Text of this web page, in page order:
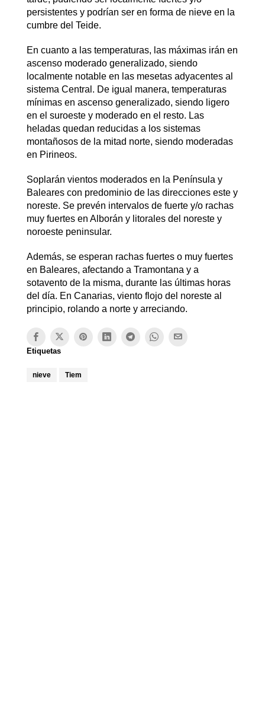
persistentes y podrían ser en forma de nieve en la
cumbre del Teide.
En cuanto a las temperaturas, las máximas irán en
ascenso moderado generalizado, siendo
localmente notable en las mesetas adyacentes al
sistema Central. De igual manera, temperaturas
mínimas en ascenso generalizado, siendo ligero
en el suroeste y moderado en el resto. Las
heladas quedan reducidas a los sistemas
montañosos de la mitad norte, siendo moderadas
en Pirineos.
Soplarán vientos moderados en la Península y
Baleares con predominio de las direcciones este y
noreste. Se prevén intervalos de fuerte y/o rachas
muy fuertes en Alborán y litorales del noreste y
noroeste peninsular.
Además, se esperan rachas fuertes o muy fuertes
en Baleares, afectando a Tramontana y a
sotavento de la misma, durante las últimas horas
del día. En Canarias, viento flojo del noreste al
principio, rolando a norte y arreciando.
Etiquetas
nieve Tiem